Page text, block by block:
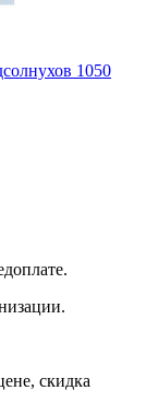
1050
скидка